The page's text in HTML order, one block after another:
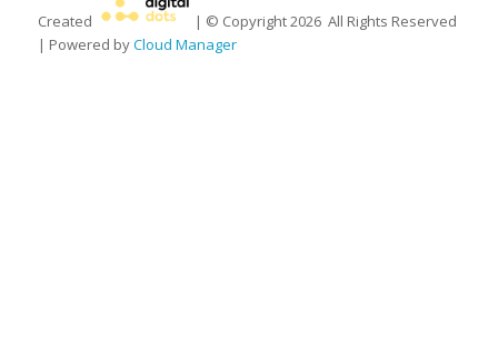
Created | © Copyright2026All Rights Reserved
| Powered byCloud Manager